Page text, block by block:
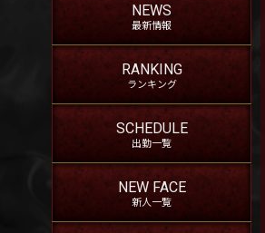
NEWS
最新情報
RANKING
ランキング
SCHEDULE
出勤一覧
NEW FACE
新人一覧